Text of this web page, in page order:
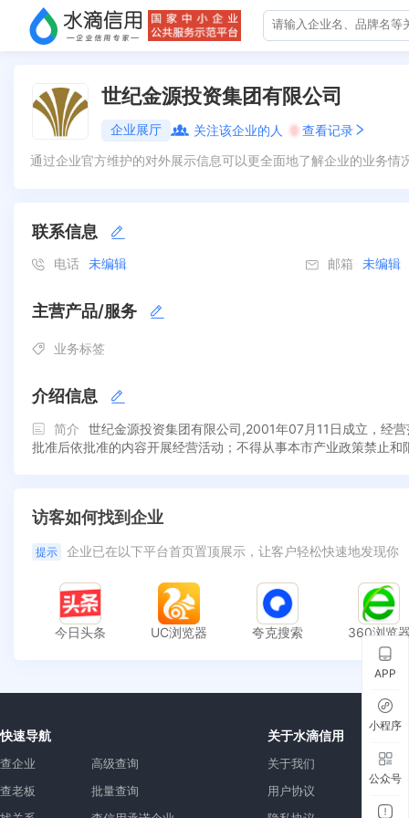
世纪金源投资集团有限公司
企业展厅 关注该企业的人 0 查看记录
通过企业官方维护的对外展示信息可以更全面地了解企业的业务
联系信息
电话 未编辑 邮箱 未编辑
主营产品/服务
业务标签
介绍信息
简介
世纪金源投资集团有限公司,2001年07月11日成立，经
批准后依批准的内容开展经营活动；不得从事本市产业政策禁止和
访客如何找到企业
提示 企业已在以下平台首页置顶展示，让客户轻松快速地发现你
今日头条 UC浏览器 夸克搜索 360浏览
快速导航
查企业
查老板
高级查询
批量查询
关于水滴信用
关于我们
用户协议
APP
小程序
公众号